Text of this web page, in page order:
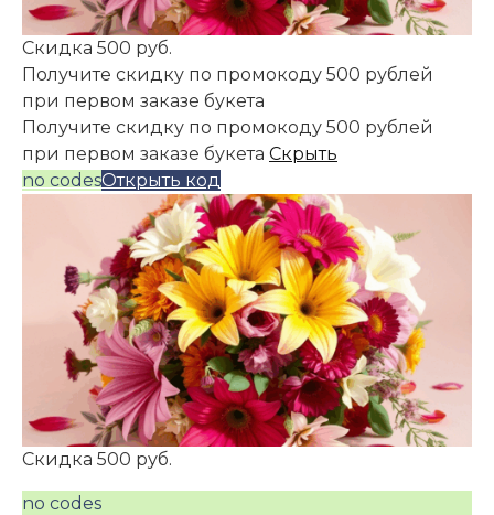
Скидка 500 руб.
Получите скидку по промокоду 500 рублей
при первом заказе букета
Получите скидку по промокоду 500 рублей
при первом заказе букета Скрыть
no codesОткрыть код
Скидка 500 руб.
no codes